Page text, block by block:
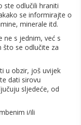
ste odlučili hraniti
se informirajte o
minerale itd.
ne s jednim, već s
što se odlučite za
u obzir, još uvijek
dati sirovu
sljedeće, od
i/ili